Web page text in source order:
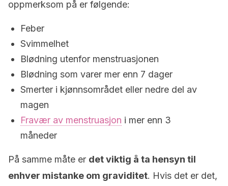
oppmerksom på er følgende:
Feber
Svimmelhet
Blødning utenfor menstruasjonen
Blødning som varer mer enn 7 dager
Smerter i kjønnsområdet eller nedre del av
magen
Fravær av menstruasjon i mer enn 3
måneder
På samme måte er det viktig å ta hensyn til
enhver mistanke om graviditet. Hvis det er det,